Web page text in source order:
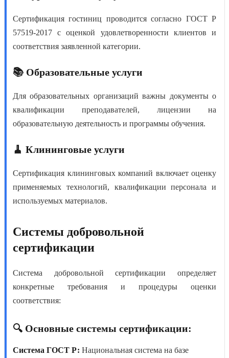
Сертификация гостиниц проводится согласно ГОСТ Р
57519-2017 с оценкой удовлетворенности клиентов и
соответствия заявленной категории.
📚 Образовательные услуги
Для образовательных организаций важны документы о
квалификации преподавателей, лицензии на
образовательную деятельность и программы обучения.
🧹 Клининговые услуги
Сертификация клининговых компаний включает оценку
применяемых технологий, квалификации персонала и
используемых материалов.
Системы добровольной
сертификации
Система добровольной сертификации определяет
конкретные требования и процедуры оценки
соответствия:
🔍 Основные системы сертификации:
Система ГОСТ Р: Национальная система на базе